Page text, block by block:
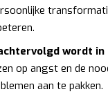
wordt in
op angst en de
aan te pakken.